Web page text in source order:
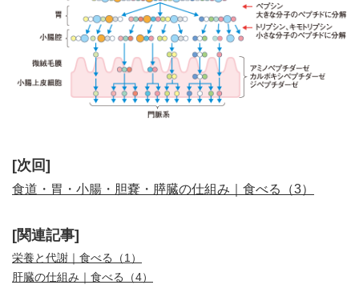
[次回]
食道・胃・小腸・胆嚢・膵臓の仕組み｜食べる（3）
[関連記事]
栄養と代謝｜食べる（1）
肝臓の仕組み｜食べる（4）